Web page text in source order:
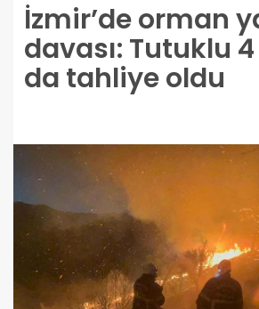
İzmir’de orman
davası: Tutuklu
da tahliye oldu